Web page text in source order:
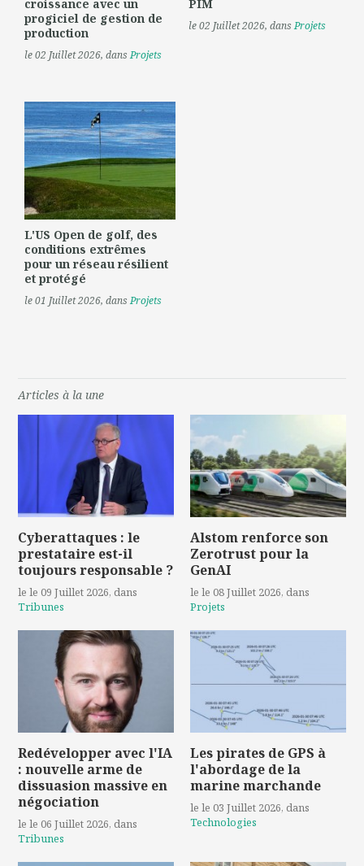
croissance avec un
progiciel de gestion de
production
le 02 Juillet 2026, dansProjets
PIM
le 02 Juillet 2026, dansProjets
L'US Open de golf, des
conditions extrêmes
pour un réseau résilient
et protégé
le 01 Juillet 2026, dansProjets
Articles à la une
Cyberattaques : le
prestataire est-il
toujours responsable ?
le le 09 Juillet 2026, dans
Tribunes
Alstom renforce son
Zerotrust pour la
GenAI
le le 08 Juillet 2026, dans
Projets
Redévelopper avec l'IA
: nouvelle arme de
dissuasion massive en
négociation
le le 06 Juillet 2026, dans
Tribunes
Les pirates de GPS à
l'abordage de la
marine marchande
le le 03 Juillet 2026, dans
Technologies